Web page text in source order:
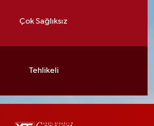
Çok Sağlıksız
Tehlikeli